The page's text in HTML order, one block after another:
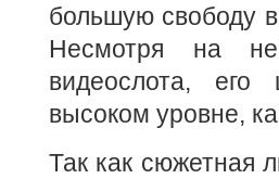
большую свободу
Несмотря на
видеослота,
высоком уровне,
Так как сюжетная